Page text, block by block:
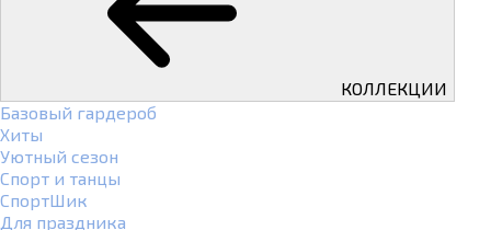
КОЛЛЕКЦИИ
Базовый гардероб
Хиты
Уютный сезон
Спорт и танцы
СпортШик
Для праздника